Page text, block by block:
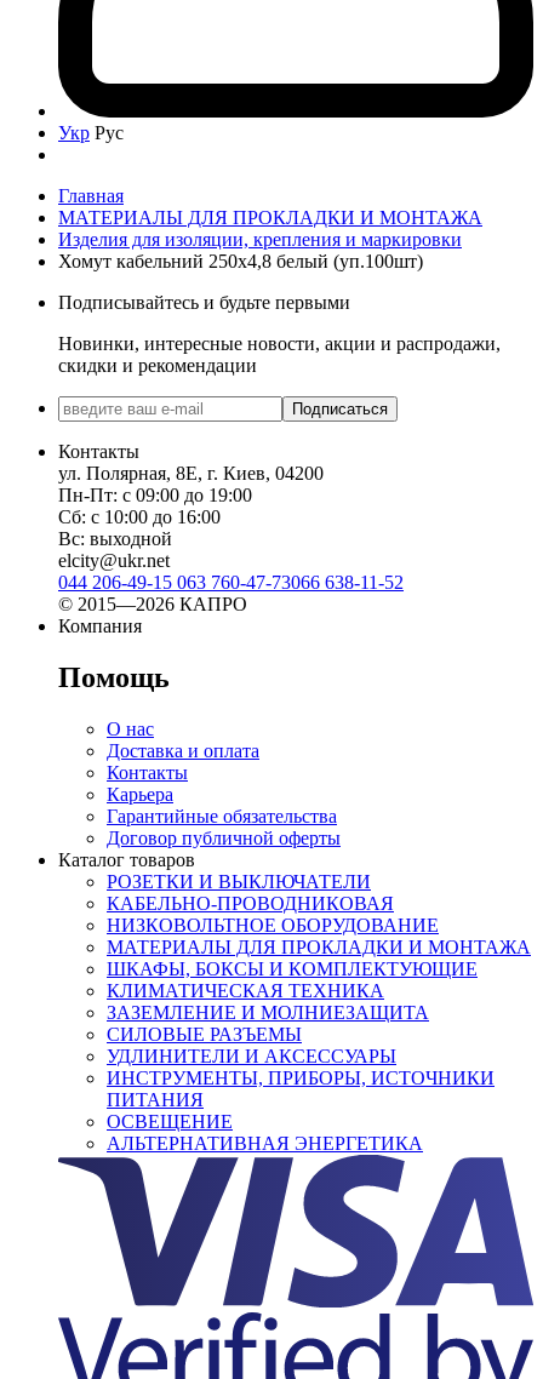
Укр Рус
Главная
МАТЕРИАЛЫ ДЛЯ ПРОКЛАДКИ И МОНТАЖА
Изделия для изоляции, крепления и маркировки
Хомут кабельний 250x4,8 белый (уп.100шт)
Подписывайтесь и будьте первыми
Новинки, интересные новости, акции и распродажи,
скидки и рекомендации
Подписаться
Контакты
ул. Полярная, 8Е, г. Киев, 04200
Пн-Пт: с 09:00 до 19:00
Сб: с 10:00 до 16:00
Вс: выходной
elcity@ukr.net
044 206-49-15 063 760-47-73066 638-11-52
© 2015—2026 КАПРО
Компания
Помощь
О нас
Доставка и оплата
Контакты
Карьера
Гарантийные обязательства
Договор публичной оферты
Каталог товаров
РОЗЕТКИ И ВЫКЛЮЧАТЕЛИ
КАБЕЛЬНО-ПРОВОДНИКОВАЯ
НИЗКОВОЛЬТНОЕ ОБОРУДОВАНИЕ
МАТЕРИАЛЫ ДЛЯ ПРОКЛАДКИ И МОНТАЖА
ШКАФЫ, БОКСЫ И КОМПЛЕКТУЮЩИЕ
КЛИМАТИЧЕСКАЯ ТЕХНИКА
ЗАЗЕМЛЕНИЕ И МОЛНИЕЗАЩИТА
СИЛОВЫЕ РАЗЪЕМЫ
УДЛИНИТЕЛИ И АКСЕССУАРЫ
ИНСТРУМЕНТЫ, ПРИБОРЫ, ИСТОЧНИКИ
ПИТАНИЯ
ОСВЕЩЕНИЕ
АЛЬТЕРНАТИВНАЯ ЭНЕРГЕТИКА